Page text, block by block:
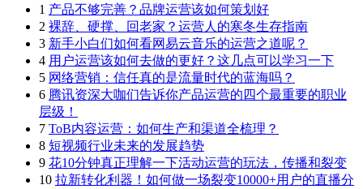
1 产品不够完善？品牌运营该如何策划好
2 裸辞、硬撑、回老家？运营人的寒冬生存指南
3 新手小白们如何看网易云音乐的运营之道呢？
4 用户运营该如何去做的更好？这几点可以学习一下
5 网络营销：信任真的是流量时代的蓝海吗？
6 腾讯资深大咖们告诉你产品运营的四个最重要的职业
层级！
7 ToB内容运营：如何生产和渠道全梳理？
8 短视频行业未来的发展趋势
9 花10分钟真正理解一下活动运营的玩法，传播和裂变
10 拉新转化利器！如何做一场裂变10000+用户的直播分